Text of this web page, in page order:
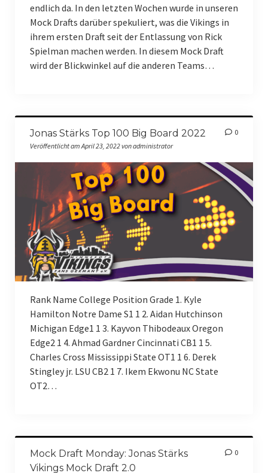
London Game 2024
Sommerfest
SKOL-Trip 2023
Charity-Event 2022
Charity-Event 2023
Charity-Event 2024
Charity-Event 2025
Podcast
Rechtliches
Allgemeine Geschäftsbedingungen
Datenschutzerklärung
Vereinssatzung
endlich da. In den letzten Wochen wurde in unseren
Mock Drafts darüber spekuliert, was die Vikings in
ihrem ersten Draft seit der Entlassung von Rick
Spielman machen werden. In diesem Mock Draft
wird der Blickwinkel auf die anderen Teams…
Jonas Stärks Top 100 Big Board 2022
Veröffentlicht am April 23, 2022 von administrator
0
Rank Name College Position Grade 1. Kyle
Hamilton Notre Dame S1 1 2. Aidan Hutchinson
Michigan Edge1 1 3. Kayvon Thibodeaux Oregon
Edge2 1 4. Ahmad Gardner Cincinnati CB1 1 5.
Charles Cross Mississippi State OT1 1 6. Derek
Stingley jr. LSU CB2 1 7. Ikem Ekwonu NC State
OT2…
Mock Draft Monday: Jonas Stärks
Vikings Mock Draft 2.0
0